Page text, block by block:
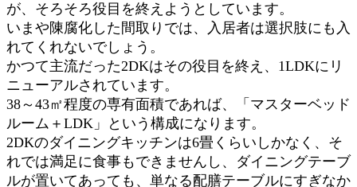
が、そろそろ役目を終えようとしています。
いまや陳腐化した間取りでは、入居者は選択肢にも入
れてくれないでしょう。
かつて主流だった2DKはその役目を終え、1LDKにリ
ニューアルされています。
38～43㎡程度の専有面積であれば、「マスターベッド
ルーム＋LDK」という構成になります。
2DKのダイニングキッチンは6畳くらいしかなく、そ
れでは満足に食事もできませんし、ダイニングテーブ
ルが置いてあっても、単なる配膳テーブルにすぎなか